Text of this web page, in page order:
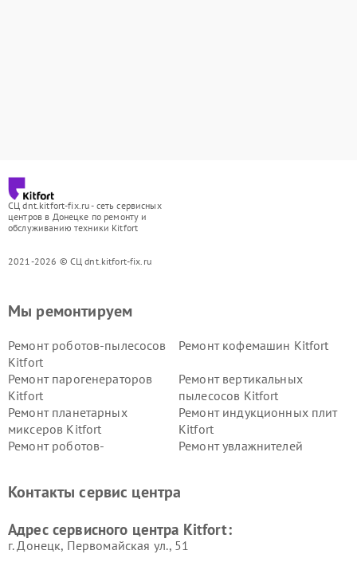
СЦ dnt.kitfort-fix.ru - сеть сервисных
центров в Донецке по ремонту и
обслуживанию техники Kitfort
2021-2026 © СЦ dnt.kitfort-fix.ru
Мы ремонтируем
Ремонт роботов-пылесосов
Kitfort
Ремонт кофемашин Kitfort
Ремонт парогенераторов
Kitfort
Ремонт вертикальных
пылесосов Kitfort
Ремонт планетарных
миксеров Kitfort
Ремонт индукционных плит
Kitfort
Ремонт роботов-
Ремонт увлажнителей
Kitfort
Kitfort
Kitfort
Kitfort
Контакты сервис центра
Адрес сервисного центра Kitfort:
г. Донецк, Первомайская ул., 51